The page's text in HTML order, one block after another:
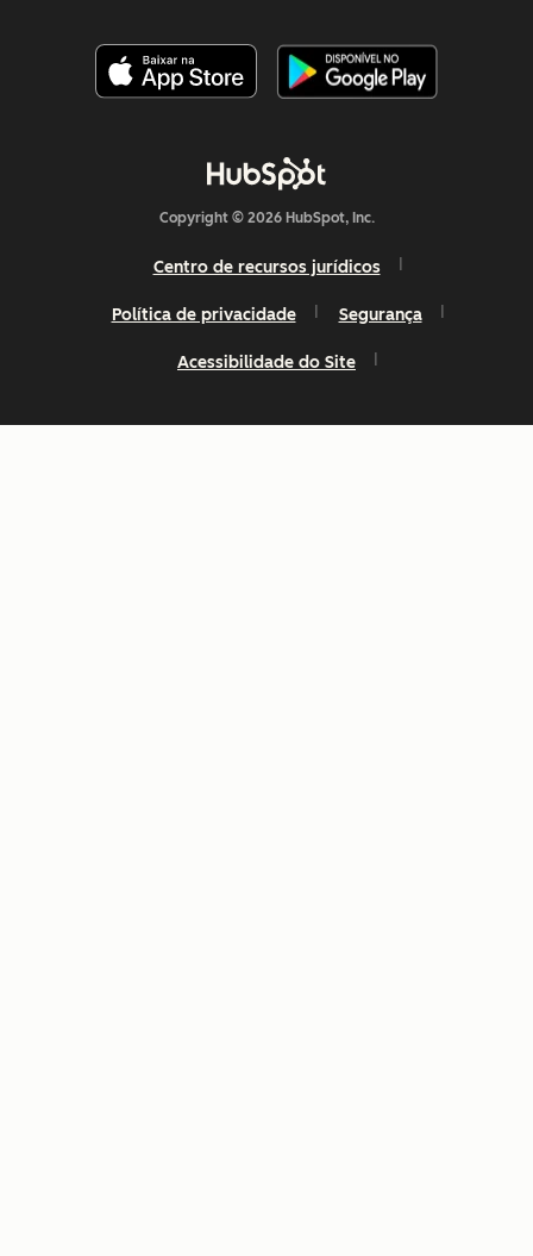
Copyright © 2026 HubSpot, Inc.
Centro de recursos jurídicos
Política de privacidade Segurança
Acessibilidade do Site